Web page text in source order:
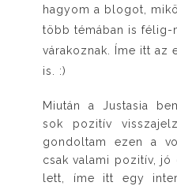
hagyom a blogot,
több témában is
várakoznak. Íme itt az
is. :)
Miután a Justasia
sok pozitív
gondoltam ezen a
csak valami pozitív,
lett, íme itt egy